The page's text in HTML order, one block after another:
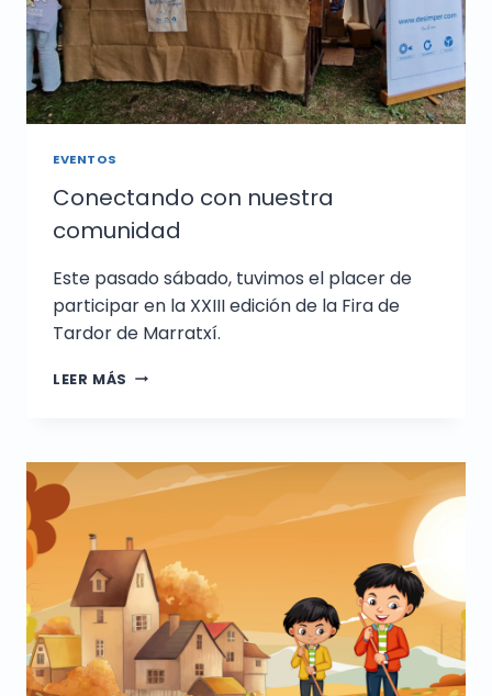
EVENTOS
Conectando con nuestra
comunidad
Este pasado sábado, tuvimos el placer de
participar en la XXIII edición de la Fira de
Tardor de Marratxí.
LEER MÁS